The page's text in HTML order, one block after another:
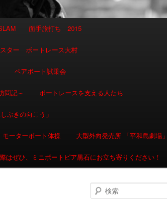
SLAM 面手旅打ち 2015
ター ボートレース大村
ペアボート試乗会
問記～ ボートレースを支える人たち
ぶきの向こう」
ーターボート体操 大型外向発売所 「平和島劇場」
はぜひ、ミニボートピア黒石にお立ち寄りください！
検索